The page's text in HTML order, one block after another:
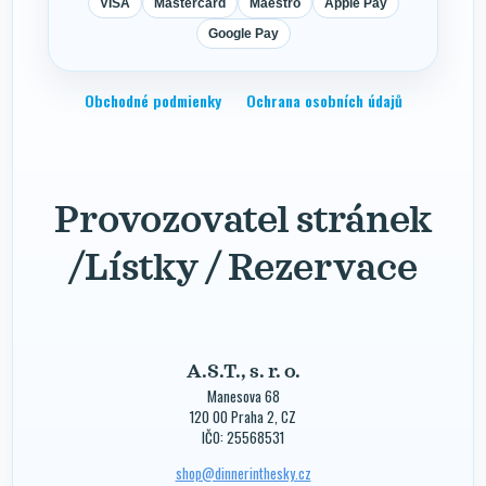
Google Pay
Obchodné podmienky Ochrana osobních údajů
Provozovatel stránek
/Lístky / Rezervace
A.S.T., s. r. o.
Manesova 68
120 00 Praha 2, CZ
IČO: 25568531
shop@dinnerinthesky.cz